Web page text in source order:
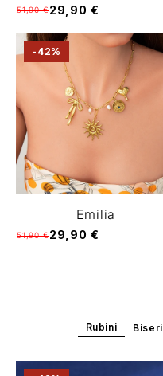
51,90 €29,90 €
-42%
Emilia
51,90 €29,90 €
Rubini Biseri